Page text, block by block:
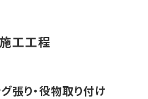
工工程
張り・役物取り付け